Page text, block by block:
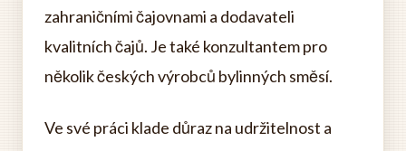
zahraničními čajovnami a dodavateli
kvalitních čajů. Je také konzultantem pro
několik českých výrobců bylinných směsí.
Ve své práci klade důraz na udržitelnost a